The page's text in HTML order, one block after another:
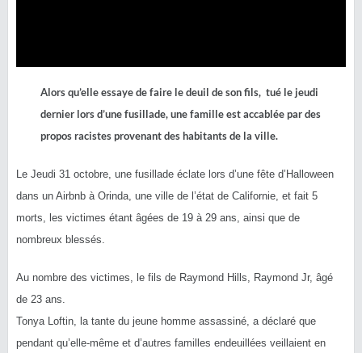
Alors qu’elle essaye de faire le deuil de son fils, tué le jeudi
dernier lors d’une fusillade, une famille est accablée par des
propos racistes provenant des habitants de la ville.
Le Jeudi 31 octobre, une fusillade éclate lors d’une fête d’Halloween
dans un Airbnb à Orinda, une ville de l’état de Californie, et fait 5
morts, les victimes étant âgées de 19 à 29 ans, ainsi que de
nombreux blessés.
Au nombre des victimes, le fils de Raymond Hills, Raymond Jr, âgé
de 23 ans.
Tonya Loftin, la tante du jeune homme assassiné, a déclaré que
pendant qu’elle-même et d’autres familles endeuillées veillaient en